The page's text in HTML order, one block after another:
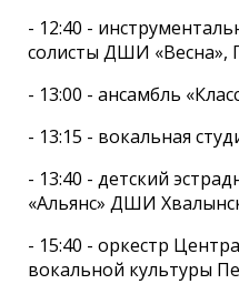
- 12:40 -
солисты ДШИ «Весна»,
- 13:00 - ансамбль
- 13:15 - вокальная
- 13:40 - детский
«Альянс» ДШИ
- 15:40 - оркестр
вокальной культуры